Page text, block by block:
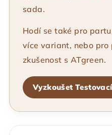
sada.
Hodí se také pro
více variant, nebo
zkušenost s ATgreen.
Vyzkoušet